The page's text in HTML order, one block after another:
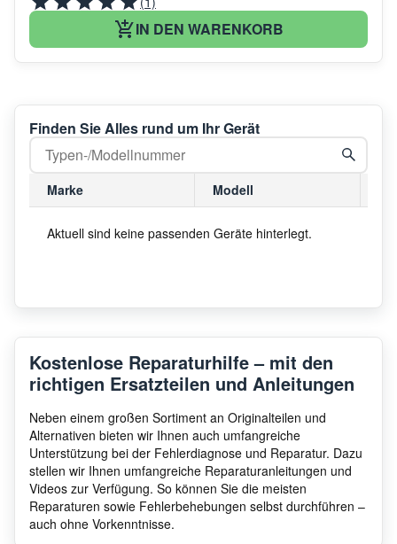
IN DEN WARENKORB
Finden Sie Alles rund um Ihr Gerät
Marke Modell
Aktuell sind keine passenden Geräte hinterlegt.
Kostenlose Reparaturhilfe – mit den
richtigen Ersatzteilen und Anleitungen
Neben einem großen Sortiment an Originalteilen und
Alternativen bieten wir Ihnen auch umfangreiche
Unterstützung bei der Fehlerdiagnose und Reparatur. Dazu
stellen wir Ihnen umfangreiche Reparaturanleitungen und
Videos zur Verfügung. So können Sie die meisten
Reparaturen sowie Fehlerbehebungen selbst durchführen –
auch ohne Vorkenntnisse.